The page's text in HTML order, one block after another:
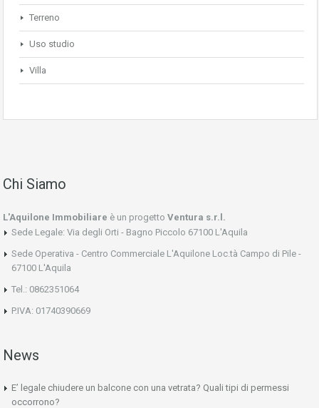
Terreno
Uso studio
Villa
Chi Siamo
L'Aquilone Immobiliare è un progetto Ventura s.r.l.
Sede Legale: Via degli Orti - Bagno Piccolo 67100 L'Aquila
Sede Operativa - Centro Commerciale L'Aquilone Loc.tà Campo di Pile -
67100 L'Aquila
Tel.: 0862351064
P.IVA: 01740390669
News
E’ legale chiudere un balcone con una vetrata? Quali tipi di permessi
occorrono?